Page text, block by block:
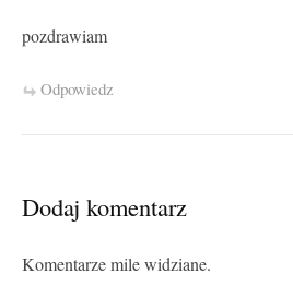
pozdrawiam
Odpowiedz
Dodaj komentarz
Komentarze mile widziane.